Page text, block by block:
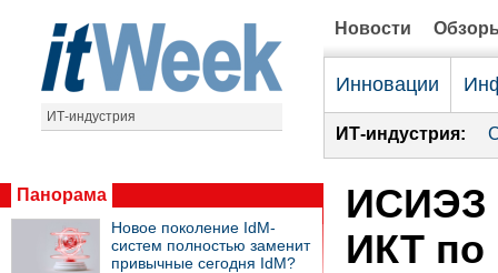
ИТ-индустрия
Новости
Инновации
ИТ-индустрия:
Панорама
Новое поколение IdM-
систем полностью заменит
привычные сегодня IdM?
ИСИЭЗ
ИКТ по